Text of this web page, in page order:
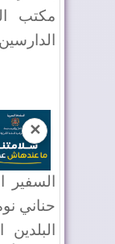
مكتب
✕
السفير
حناني